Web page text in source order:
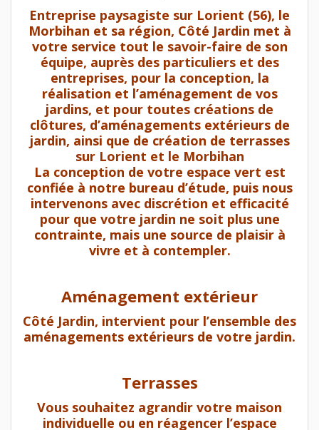
Entreprise paysagiste sur Lorient (56), le
Morbihan et sa région, Côté Jardin met à
votre service tout le savoir-faire de son
équipe, auprès des particuliers et des
entreprises, pour la conception, la
réalisation et l’aménagement de vos
jardins, et pour toutes créations de
clôtures, d’aménagements extérieurs de
jardin, ainsi que de création de terrasses
sur Lorient et le Morbihan
La conception de votre espace vert est
confiée à notre bureau d’étude, puis nous
intervenons avec discrétion et efficacité
pour que votre jardin ne soit plus une
contrainte, mais une source de plaisir à
vivre et à contempler.
Aménagement extérieur
Côté Jardin, intervient pour l’ensemble des
aménagements extérieurs de votre jardin.
Terrasses
Vous souhaitez agrandir votre maison
individuelle ou en réagencer l’espace